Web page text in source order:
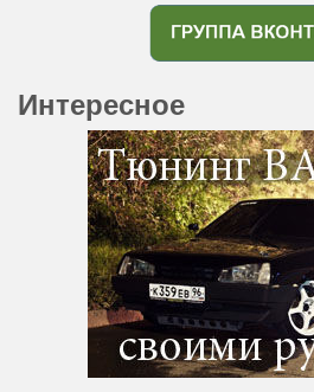
Интересное